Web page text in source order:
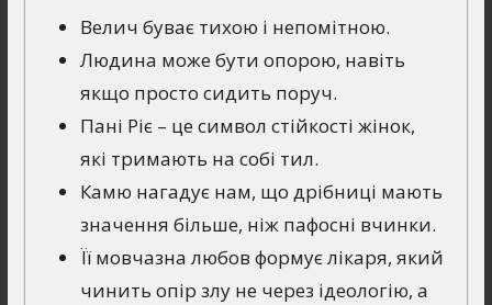
Велич буває тихою і непомітною.
Людина може бути опорою, навіть
якщо просто сидить поруч.
Пані Ріє – це символ стійкості жінок,
які тримають на собі тил.
Камю нагадує нам, що дрібниці мають
значення більше, ніж пафосні вчинки.
Її мовчазна любов формує лікаря, який
чинить опір злу не через ідеологію, а